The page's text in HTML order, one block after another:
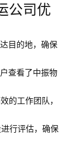
公司优
目的地，确保
的工作团队，
行评估，确保